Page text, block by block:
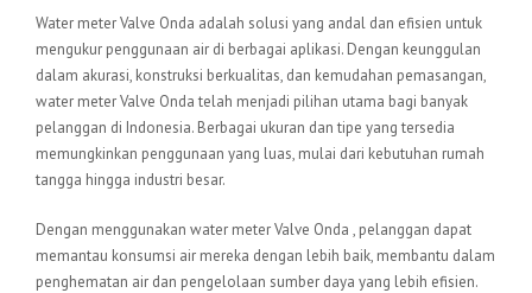
Water meter Valve Onda adalah solusi yang andal dan efisien untuk
mengukur penggunaan air di berbagai aplikasi. Dengan keunggulan
dalam akurasi, konstruksi berkualitas, dan kemudahan pemasangan,
water meter Valve Onda telah menjadi pilihan utama bagi banyak
pelanggan di Indonesia. Berbagai ukuran dan tipe yang tersedia
memungkinkan penggunaan yang luas, mulai dari kebutuhan rumah
tangga hingga industri besar.
Dengan menggunakan water meter Valve Onda , pelanggan dapat
memantau konsumsi air mereka dengan lebih baik, membantu dalam
penghematan air dan pengelolaan sumber daya yang lebih efisien.